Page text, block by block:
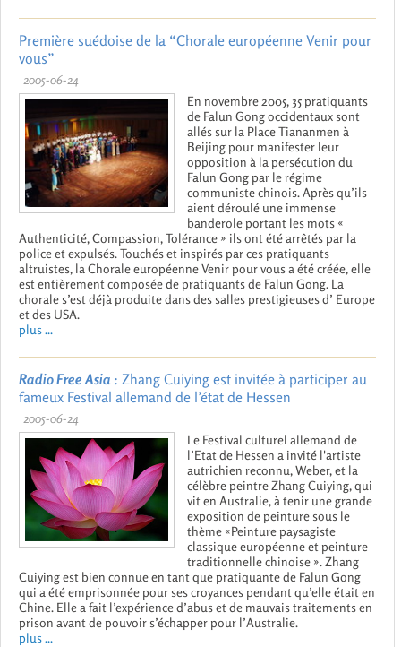
Première suédoise de la “Chorale européenne Venir pour
vous”
2005-06-24
En novembre 2005, 35 pratiquants
de Falun Gong occidentaux sont
allés sur la Place Tiananmen à
Beijing pour manifester leur
opposition à la persécution du
Falun Gong par le régime
communiste chinois. Après qu’ils
aient déroulé une immense
banderole portant les mots «
Authenticité, Compassion, Tolérance » ils ont été arrêtés par la
police et expulsés. Touchés et inspirés par ces pratiquants
altruistes, la Chorale européenne Venir pour vous a été créée, elle
est entièrement composée de pratiquants de Falun Gong. La
chorale s’est déjà produite dans des salles prestigieuses d’ Europe
et des USA.
plus ...
Radio Free Asia : Zhang Cuiying est invitée à participer au
fameux Festival allemand de l’état de Hessen
2005-06-24
Le Festival culturel allemand de
l’Etat de Hessen a invité l'artiste
autrichien reconnu, Weber, et la
célèbre peintre Zhang Cuiying, qui
vit en Australie, à tenir une grande
exposition de peinture sous le
thème «Peinture paysagiste
classique européenne et peinture
traditionnelle chinoise ». Zhang
Cuiying est bien connue en tant que pratiquante de Falun Gong
qui a été emprisonnée pour ses croyances pendant qu’elle était en
Chine. Elle a fait l’expérience d’abus et de mauvais traitements en
prison avant de pouvoir s’échapper pour l’Australie.
plus ...